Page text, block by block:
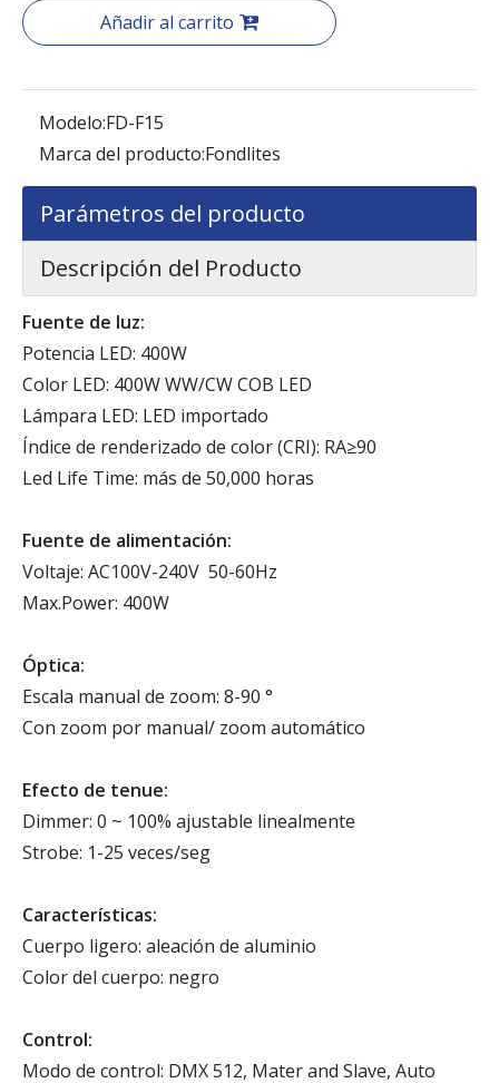
Añadir al carrito
Modelo:FD-F15
Marca del producto:Fondlites
Parámetros del producto
Descripción del Producto
Fuente de luz:
Potencia LED: 400W
Color LED: 400W WW/CW COB LED
Lámpara LED: LED importado
Índice de renderizado de color (CRI): RA≥90
Led Life Time: más de 50,000 horas
Fuente de alimentación:
Voltaje: AC100V-240V 50-60Hz
Max.Power: 400W
Óptica:
Escala manual de zoom: 8-90 °
Con zoom por manual/ zoom automático
Efecto de tenue:
Dimmer: 0 ~ 100% ajustable linealmente
Strobe: 1-25 veces/seg
Características:
Cuerpo ligero: aleación de aluminio
Color del cuerpo: negro
Control:
Modo de control: DMX 512, Mater and Slave, Auto